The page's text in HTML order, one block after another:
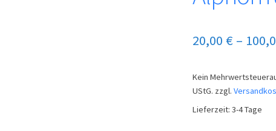
20,00 €–
Kein
UStG. zzgl.
Lieferzeit: 3-4 Tage